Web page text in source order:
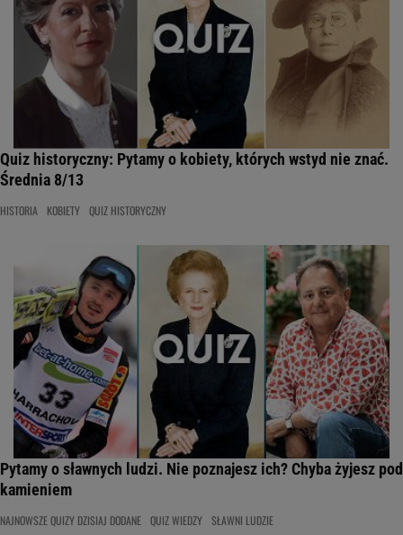
Quiz historyczny: Pytamy o kobiety, których wstyd nie znać.
Średnia 8/13
HISTORIA KOBIETY QUIZ HISTORYCZNY
Pytamy o sławnych ludzi. Nie poznajesz ich? Chyba żyjesz pod
kamieniem
NAJNOWSZE QUIZY DZISIAJ DODANE QUIZ WIEDZY SŁAWNI LUDZIE